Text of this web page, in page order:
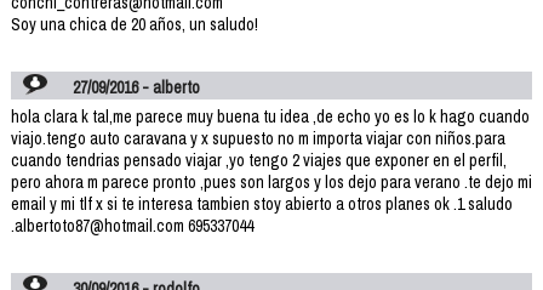
Soy una chica de 20 años, un saludo!
27/09/2016 - alberto
hola clara k tal,me parece muy buena tu idea ,de echo yo es lo k hago cuando
viajo.tengo auto caravana y x supuesto no m importa viajar con niños.para
cuando tendrias pensado viajar ,yo tengo 2 viajes que exponer en el perfil,
pero ahora m parece pronto ,pues son largos y los dejo para verano .te dejo mi
email y mi tlf x si te interesa tambien stoy abierto a otros planes ok .1 saludo
.albertoto87@hotmail.com 695337044